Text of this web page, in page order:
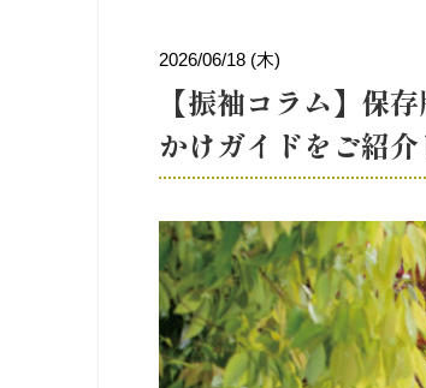
2026/06/18 (木)
【振袖コラム】保
かけガイドをご紹